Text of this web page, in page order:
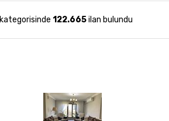
kategorisinde 122.665ilan bulundu